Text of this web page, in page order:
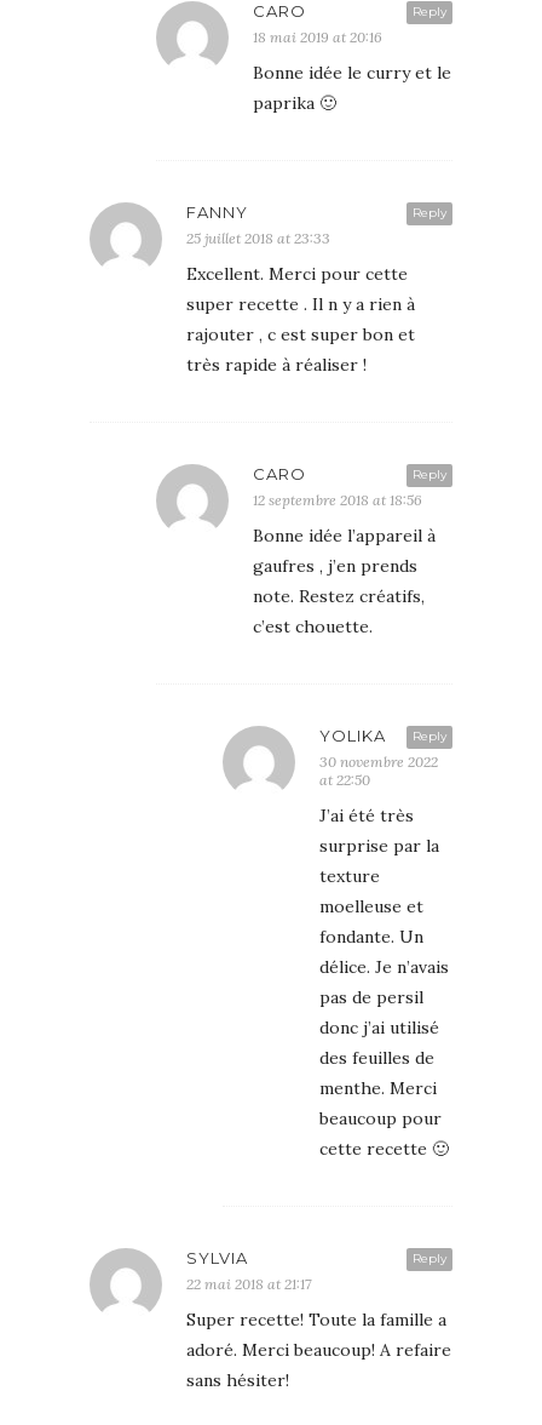
Reply
CARO
18 mai 2019 at 20:16
Bonne idée le curry et le
paprika 🙂
Reply
FANNY
25 juillet 2018 at 23:33
Excellent. Merci pour cette
super recette . Il n y a rien à
rajouter , c est super bon et
très rapide à réaliser !
Reply
CARO
12 septembre 2018 at 18:56
Bonne idée l’appareil à
gaufres , j’en prends
note. Restez créatifs,
c’est chouette.
Reply
YOLIKA
30 novembre 2022
at 22:50
J’ai été très
surprise par la
texture
moelleuse et
fondante. Un
délice. Je n’avais
pas de persil
donc j’ai utilisé
des feuilles de
menthe. Merci
beaucoup pour
cette recette 🙂
Reply
SYLVIA
22 mai 2018 at 21:17
Super recette! Toute la famille a
adoré. Merci beaucoup! A refaire
sans hésiter!